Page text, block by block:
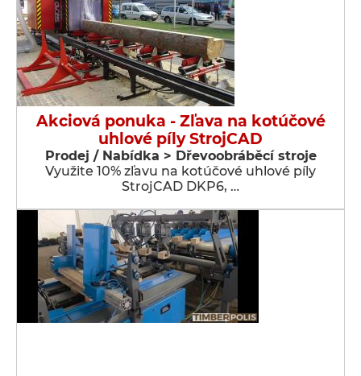
Akciová ponuka - Zľava na kotúčové
uhlové píly StrojCAD
Prodej / Nabídka > Dřevoobráběcí stroje
Využite 10% zľavu na kotúčové uhlové píly
StrojCAD DKP6, …